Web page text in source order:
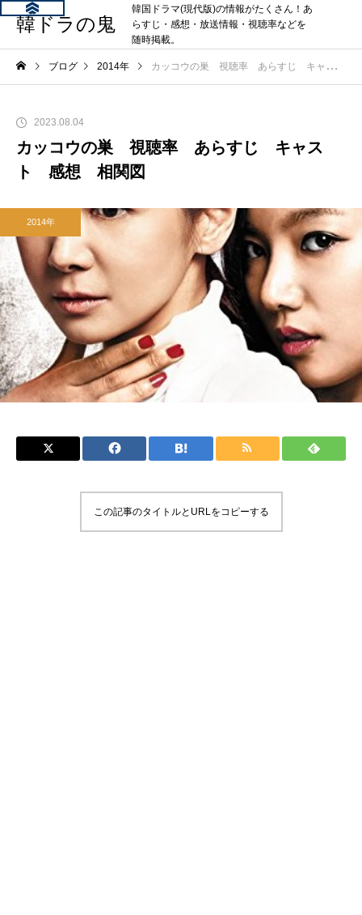
韓ドラの鬼
韓国ドラマ(現代版)の情報がたくさん！あ
らすじ・感想・放送情報・視聴率などを
随時掲載。
ブログ 2014年 カッコウの巣 視聴率 あらすじ キャスト 感想 相関図
2023.08.04
カッコウの巣 視聴率 あらすじ キャス
ト 感想 相関図
2014年
この記事のタイトルとURLをコピーする